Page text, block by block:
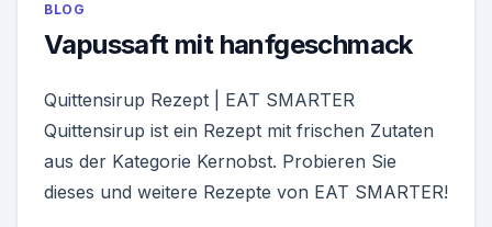
BLOG
Vapussaft mit hanfgeschmack
Quittensirup Rezept | EAT SMARTER
Quittensirup ist ein Rezept mit frischen Zutaten
aus der Kategorie Kernobst. Probieren Sie
dieses und weitere Rezepte von EAT SMARTER!